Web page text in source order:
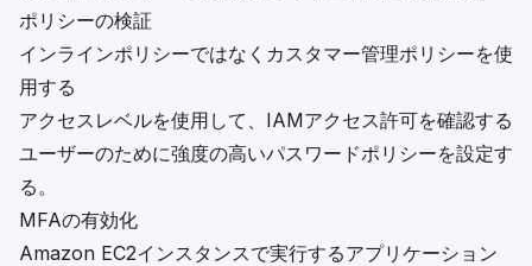
ポリシーの検証
インラインポリシーではなくカスタマー管理ポリシーを使
用する
アクセスレベルを使用して、IAMアクセス許可を確認する
ユーザーのために強度の高いパスワードポリシーを設定す
る。
MFAの有効化
Amazon EC2インスタンスで実行するアプリケーション